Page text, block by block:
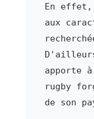
En effet,
aux
apporte
rugby
de son